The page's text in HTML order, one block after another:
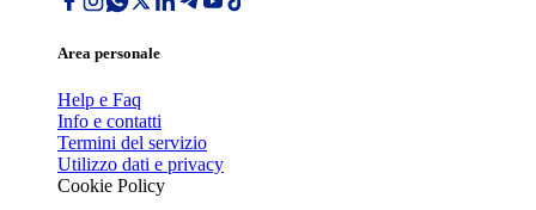
Area personale
Help e Faq
Info e contatti
Termini del servizio
Utilizzo dati e privacy
Cookie Policy